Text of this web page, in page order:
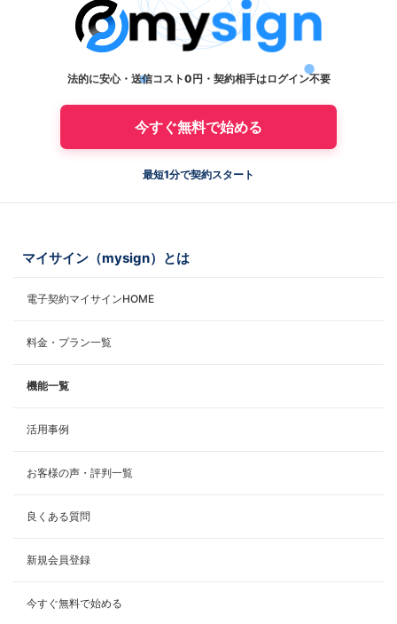
法的に安心・送信コスト0円・契約相手はログイン不要
今すぐ無料で始める
最短1分で契約スタート
マイサイン（mysign）とは
電子契約マイサインHOME
料金・プラン一覧
機能一覧
活用事例
お客様の声・評判一覧
良くある質問
新規会員登録
今すぐ無料で始める